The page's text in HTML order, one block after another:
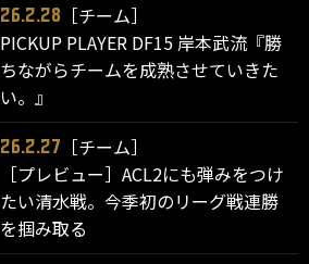
26.2.28
［チーム］
PICKUP PLAYER DF15 岸本武流『勝
ちながらチームを成熟させていきた
い。』
26.2.27
［チーム］
［プレビュー］ACL2にも弾みをつけ
たい清水戦。今季初のリーグ戦連勝
を掴み取る